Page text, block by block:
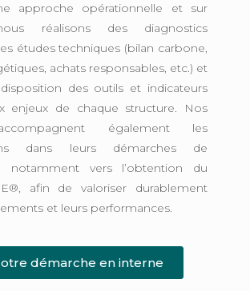
approche opérationnelle et sur
réalisons des diagnostics
études techniques (bilan carbone,
achats responsables, etc.) et
des outils et indicateurs
enjeux de chaque structure. Nos
également les
dans leurs démarches de
notamment vers l’obtention du
afin de valoriser durablement
et leurs performances.
démarche en interne